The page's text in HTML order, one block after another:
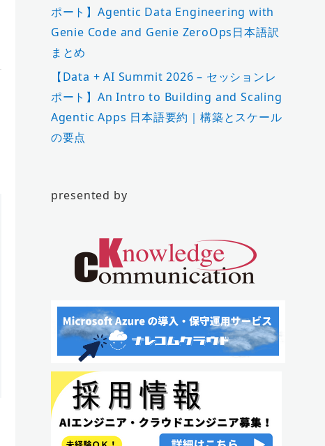
ポート】Agentic Data Engineering with
Genie Code and Genie ZeroOps日本語訳
まとめ
【Data + AI Summit 2026 – セッションレ
ポート】An Intro to Building and Scaling
Agentic Apps 日本語要約｜構築とスケール
の要点
presented by